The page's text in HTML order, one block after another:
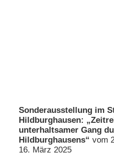
Sonderausstellung im
Hildburghausen:
unterhaltsamer Gang
Hildburghausens“ vom
16. März 2025